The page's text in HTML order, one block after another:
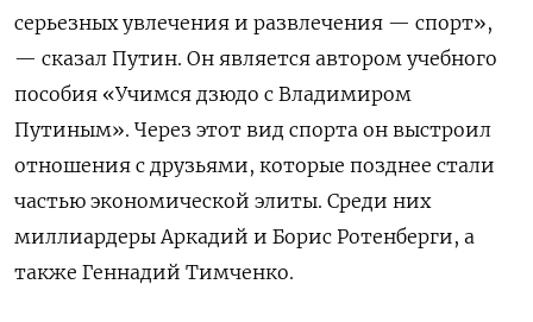
серьезных увлечения и развлечения — спорт»,
— сказал Путин. Он является автором учебного
пособия «Учимся дзюдо с Владимиром
Путиным». Через этот вид спорта он выстроил
отношения с друзьями, которые позднее стали
частью экономической элиты. Среди них
миллиардеры Аркадий и Борис Ротенберги, а
также Геннадий Тимченко.